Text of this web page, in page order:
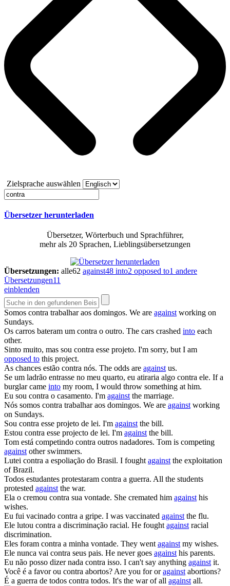
Zielsprache auswählen
Übersetzer herunterladen
Übersetzer, Wörterbuch und Sprachführer,
mehr als 20 Sprachen, Lieblingsübersetzungen
Übersetzungen: alle62 against48 into2 opposed to1 andere
Übersetzungen11
einblenden
Somos contra trabalhar aos domingos. We are againstworking on
Sundays.
Os carros bateram um contra o outro. The cars crashed into each
other.
Sinto muito, mas sou contra esse projeto. I'm sorry, but I am
opposed to this project.
As chances estão contra nós. The odds are againstus.
Se um ladrão entrasse no meu quarto, eu atiraria algo contra ele. If a
burglar came into my room, I would throw something at him.
Eu sou contra o casamento. I'm againstthe marriage.
Nós somos contra trabalhar aos domingos. We are againstworking
on Sundays.
Sou contra esse projeto de lei. I'm againstthe bill.
Estou contra esse projecto de lei. I'm againstthe bill.
Tom está competindo contra outros nadadores. Tom is competing
againstother swimmers.
Lutei contra a espoliação do Brasil. I foughtagainstthe exploitation
of Brazil.
Todos estudantes protestaram contra a guerra. All the students
protested againstthe war.
Ela o cremou contra sua vontade. She cremated him againsthis
wishes.
Eu fui vacinado contra a gripe. I was vaccinated againstthe flu.
Ele lutou contra a discriminação racial. He foughtagainstracial
discrimination.
Eles foram contra a minha vontade. They wentagainstmy wishes.
Ele nunca vai contra seus pais. He never goes againsthis parents.
Eu não posso dizer nada contra isso. I can't say anything againstit.
Você é a favor ou contra abortos?Are you for oragainstabortions?
É a guerra de todos contra todos. It's the war of all againstall.